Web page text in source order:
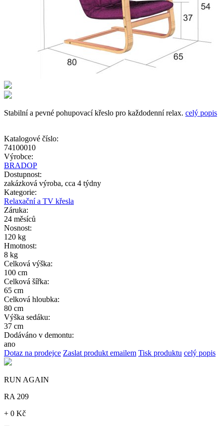
Stabilní a pevné pohupovací křeslo pro každodenní relax. celý popis
Katalogové číslo:
74100010
Výrobce:
BRADOP
Dostupnost:
zakázková výroba, cca 4 týdny
Kategorie:
Relaxační a TV křesla
Záruka:
24 měsíců
Nosnost:
120 kg
Hmotnost:
8 kg
Celková výška:
100 cm
Celková šířka:
65 cm
Celková hloubka:
80 cm
Výška sedáku:
37 cm
Dodáváno v demontu:
ano
Dotaz na prodejce Zaslat produkt emailem Tisk produktu celý popis
RUN AGAIN
RA 209
+ 0 Kč